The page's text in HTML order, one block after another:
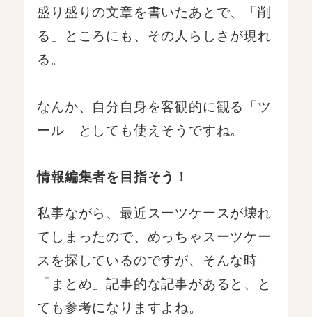
盛り盛りの文章を書いたあとで、「削
る」ところにも、その人らしさが現れ
る。
なんか、自分自身を客観的に観る「ツ
ール」としても使えそうですね。
情報編集者を目指そう！
私事ながら、最近スーツケースが壊れ
てしまったので、めっちゃスーツケー
スを探しているのですが、そんな時
「まとめ」記事的な記事があると、と
ても参考になりますよね。